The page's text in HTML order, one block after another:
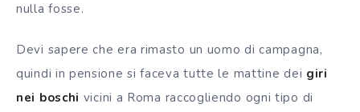
nulla fosse.
Devi sapere che era rimasto un uomo di campagna,
quindi in pensione si faceva tutte le mattine dei giri
nei boschi vicini a Roma raccogliendo ogni tipo di